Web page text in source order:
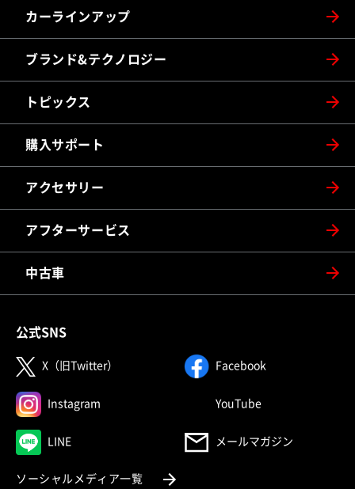
カーラインアップ
ブランド&テクノロジー
トピックス
購入サポート
アクセサリー
アフターサービス
中古車
公式SNS
X（旧Twitter） （別ウィンドウで開く）Facebook（別ウィンドウ
Instagram （別ウィンドウで開く）YouTube（別ウィンドウで
LINE（別ウィンドウで開く） メールマガジン
ソーシャルメディア一覧（別ウィンドウで開く）